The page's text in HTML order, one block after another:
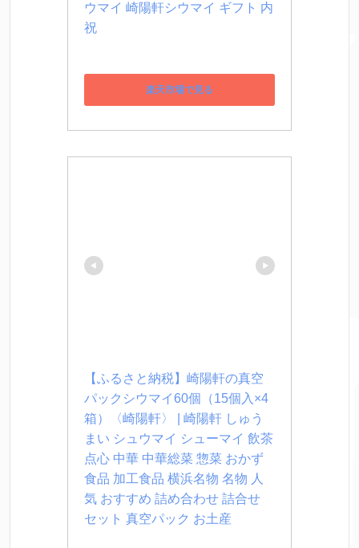
ウマイ 崎陽軒シウマイ ギフト 内
祝
楽天市場で見る
【ふるさと納税】崎陽軒の真空
パックシウマイ60個（15個入×4
箱）〈崎陽軒〉 | 崎陽軒 しゅう
まい シュウマイ シューマイ 飲茶
点心 中華 中華総菜 惣菜 おかず
食品 加工食品 横浜名物 名物 人
気 おすすめ 詰め合わせ 詰合せ
セット 真空パック お土産